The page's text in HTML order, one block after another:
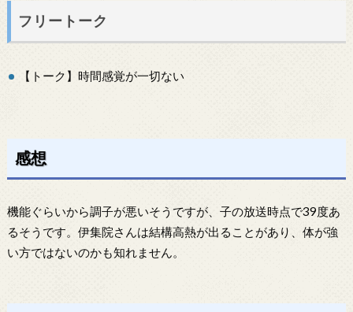
フリートーク
【トーク】時間感覚が一切ない
感想
機能ぐらいから調子が悪いそうですが、子の放送時点で39度あ
るそうです。伊集院さんは結構高熱が出ることがあり、体が強
い方ではないのかも知れません。